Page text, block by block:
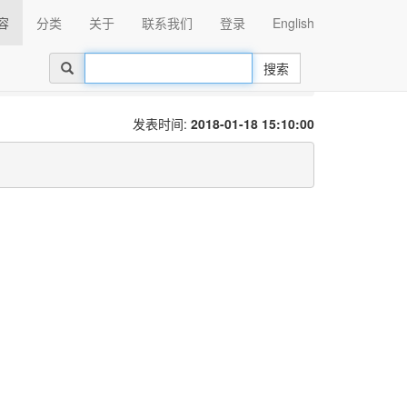
分类 关于 联系我们 登录 English
搜索
发表时间: 2018-01-18 15:10:00